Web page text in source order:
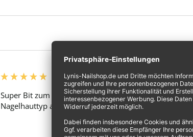
Super Bit zum entfernen der vorbereiteten
Nagelhauttyp ab.